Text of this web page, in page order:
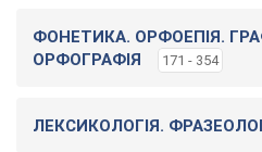
ФОНЕТИКА. ОРФОЕПІЯ.
ОРФОГРАФІЯ
171 - 354
ЛЕКСИКОЛОГІЯ.